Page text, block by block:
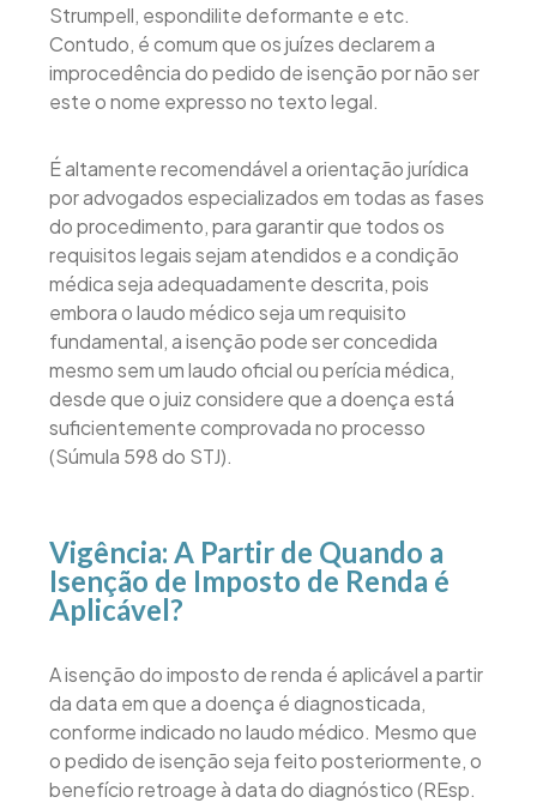
Strumpell, espondilite deformante e etc.
Contudo, é comum que os juízes declarem a
improcedência do pedido de isenção por não ser
este o nome expresso no texto legal.
É altamente recomendável a orientação jurídica
por advogados especializados em todas as fases
do procedimento, para garantir que todos os
requisitos legais sejam atendidos e a condição
médica seja adequadamente descrita, pois
embora o laudo médico seja um requisito
fundamental, a isenção pode ser concedida
mesmo sem um laudo oficial ou perícia médica,
desde que o juiz considere que a doença está
suficientemente comprovada no processo
(Súmula 598 do STJ).
Vigência: A Partir de Quando a
Isenção de Imposto de Renda é
Aplicável?
A isenção do imposto de renda é aplicável a partir
da data em que a doença é diagnosticada,
conforme indicado no laudo médico. Mesmo que
o pedido de isenção seja feito posteriormente, o
benefício retroage à data do diagnóstico (REsp.